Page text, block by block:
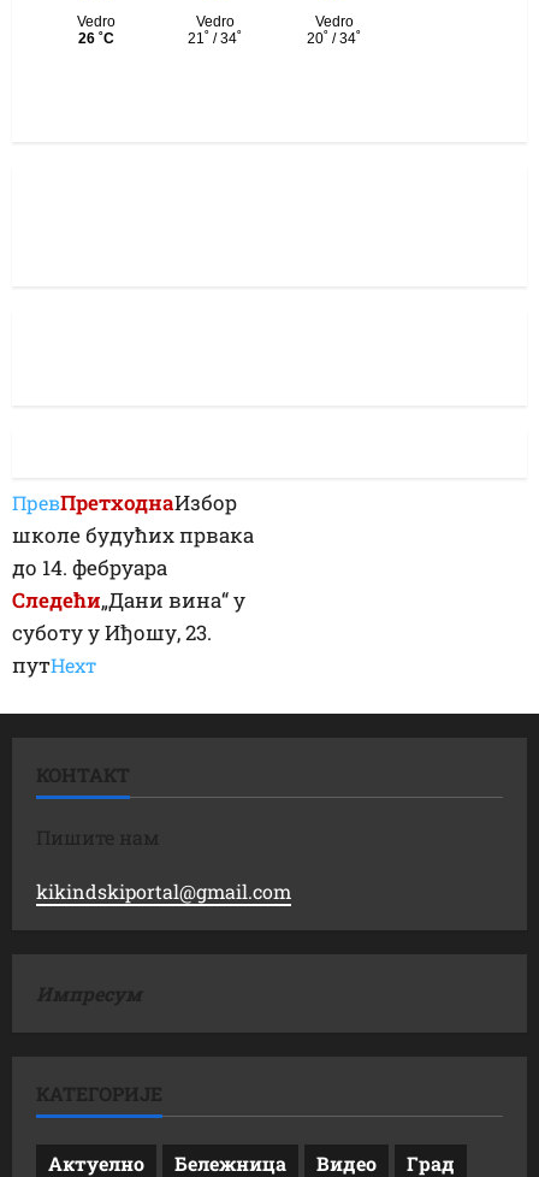
ПревПретходнаИзбор
школе будућих првака
до 14. фебруара
Следећи„Дани вина“ у
суботу у Иђошу, 23.
путНеxт
КОНТАКТ
Пишите нам
kikindskiportal@gmail.com
Импресум
КАТЕГОРИЈЕ
Актуелно Бележница Видео Град